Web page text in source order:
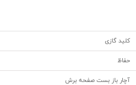
کلید گازی
حفاظ
آچار باز بست صفحه برش